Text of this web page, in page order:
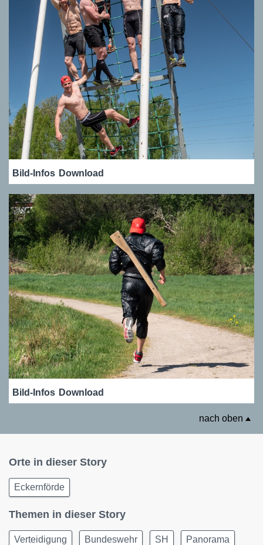
Bild-Infos Download
Bild-Infos Download
nach oben
Orte in dieser Story
Eckernförde
Themen in dieser Story
Verteidigung Bundeswehr SH Panorama